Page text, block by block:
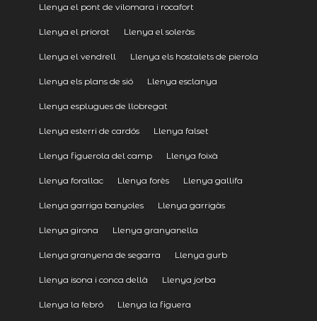
Llenya el pont de vilomara i rocafort
Llenya el priorat Llenya el soleràs
Llenya el vendrell Llenya els hostalets de pierola
Llenya els plans de sió Llenya esclanya
Llenya esplugues de llobregat
Llenya esterri de cardós Llenya falset
Llenya figuerola del camp Llenya foixà
Llenya forallac Llenya forès Llenya gallifa
Llenya garriga banyoles Llenya garrigàs
Llenya girona Llenya granyanella
Llenya granyena de segarra Llenya gurb
Llenya isona i conca dellà Llenya jorba
Llenya la febró Llenya la figuera